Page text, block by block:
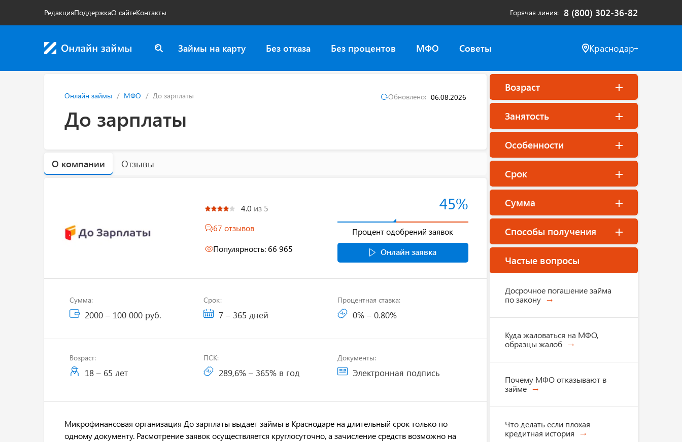
РедакцияПоддержкаО сайтеКонтакты Горячая линия 8 (800) 302-36-82
Займы на карту Без отказа Без процентов МФО Советы Краснодар
Онлайн займы МФО До зарплаты
До зарплаты
Обновлено: 06.08.2026
О компании Отзывы
4.0 из 5
67 отзывов
Популярность: 66 965
45%
Процент одобрений заявок
Онлайн заявка
Сумма:
2000 – 100 000 руб.
Срок:
7 – 365 дней
Процентная ставка:
0% – 0.80%
Возраст:
18 – 65 лет
ПСК:
289,6% – 365% в год
Документы:
Электронная подпись
Микрофинансовая организация До зарплаты выдает займы в Краснодаре на длительный срок только по
одному документу. Расмотрение заявок осуществляется круглосуточно, а зачисление средств возможно на
Возраст
Занятость
Особенности
Срок
Сумма
Способы получения
Частые вопросы
Досрочное погашение займа
по закону
Куда жаловаться на МФО,
образцы жалоб
Почему МФО отказывают в
займе
Что делать если плохая
кредитная история